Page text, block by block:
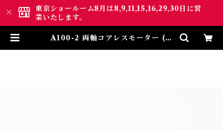
東京ショールーム8月は8,9,11,15,16,29,30日に営
業いたします。
A100-2 両軸コアレスモーター (D